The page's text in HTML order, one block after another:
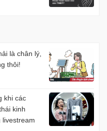
là chân lý,
thôi!
khi các
kinh